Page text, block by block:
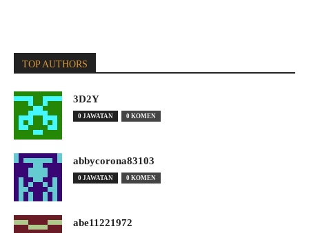
TOP AUTHORS
3D2Y
0 JAWATAN 0 KOMEN
abbycorona83103
0 JAWATAN 0 KOMEN
abe11221972